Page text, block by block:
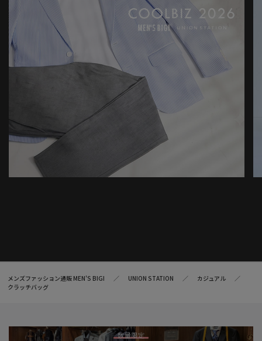
メンズファッション通販 MEN'S BIGI UNION STATION
カジュアル
クラッチバッグ